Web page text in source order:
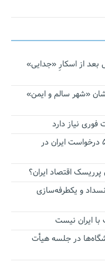
همچنان در آیینه است/ ۱۴ سال بعد از اسکارِ «جدایی»
«شهر سالم و ایمن»
نیاز دارد
اقتدار ناوگروه ۱۰۳ در مأموریت‌ اقیانوسی/ ۵ درخواست ایران در
اقتصاد ایران؟
و یکطرفه‌سازی
ایران نیست
در جلسه هیأت